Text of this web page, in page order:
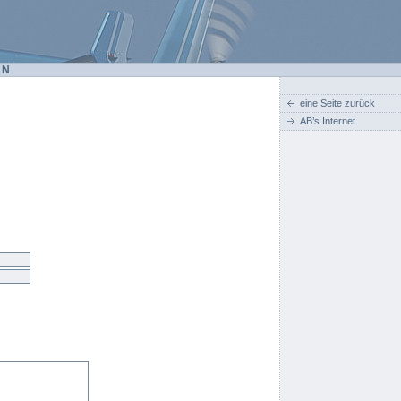
eine Seite zurück
AB’s Internet